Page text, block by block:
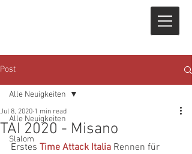
Post
Alle Neuigkeiten
Slalom
Alle Neuigkeiten
TAI 2020 - Misano
Jul 8, 2020 1 min read
Erstes Time Attack Italia Rennen für